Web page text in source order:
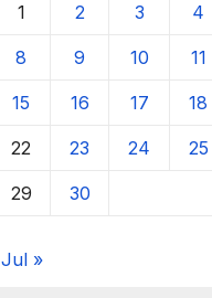
1 2 3 4
8 9 10 11
15 16 17 18
22 23 24 25
29 30
Jul »